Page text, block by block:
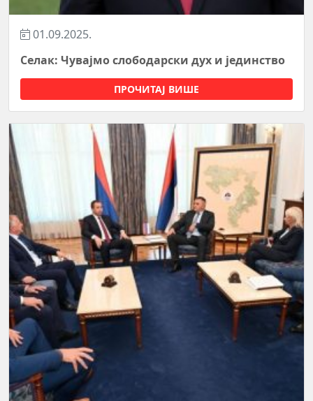
01.09.2025.
Селак: Чувајмо слободарски дух и јединство
ПРОЧИТАЈ ВИШЕ